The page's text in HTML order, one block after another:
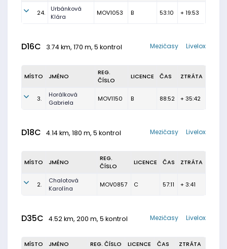
24.
Urbánková
Klára
MOV1053 B 53:10 + 19:53
D16C 3.74 km, 170 m, 5 kontrol Livelox
Mezičasy
MÍSTO JMÉNO
REG.
ČÍSLO
LICENCE ČAS ZTRÁTA
3.
Horálková
Gabriela
MOV1150 B 88:52 + 35:42
D18C 4.14 km, 180 m, 5 kontrol Livelox
Mezičasy
MÍSTO JMÉNO
REG.
ČÍSLO
LICENCE ČAS ZTRÁTA
2.
Chalotová
Karolína
MOV0857 C 57:11 + 3:41
D35C 4.52 km, 200 m, 5 kontrol Livelox
Mezičasy
MÍSTO JMÉNO REG. ČÍSLO LICENCE ČAS
ZTRÁTA